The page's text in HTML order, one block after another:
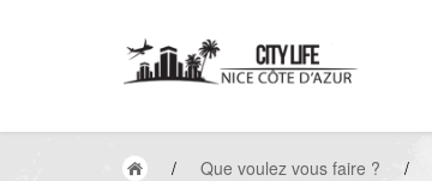
/ Que voulez vous faire ? /